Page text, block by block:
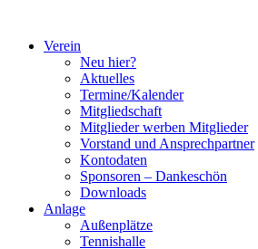
springenVerein
Neu hier?
Aktuelles
Termine/Kalender
Mitgliedschaft
Mitglieder werben Mitglieder
Vorstand und Ansprechpartner
Kontodaten
Sponsoren – Dankeschön
Downloads
Anlage
Außenplätze
Tennishalle